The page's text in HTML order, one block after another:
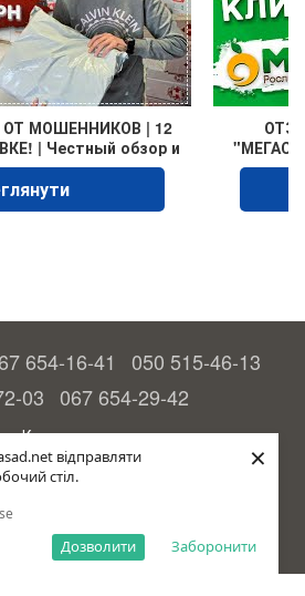
відправляти
стіл.
Заборонити
Дозволити
×
МОШЕННИКОВ | 12
| Честный обзор и
с "Мегасад"
654-16-41
050 515-46-13
03 067 654-29-42
Контакти
версія сайту
© 2015—2026
високого врожаю